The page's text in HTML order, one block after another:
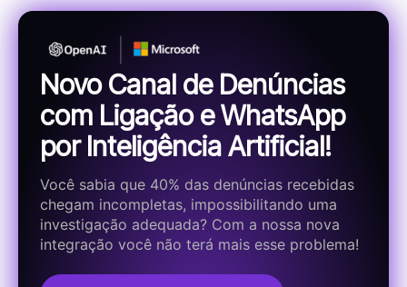
Novo Canal de Denúncias
com Ligação e WhatsApp
por Inteligência Artificial!
Você sabia que 40% das denúncias recebidas
chegam incompletas, impossibilitando uma
investigação adequada? Com a nossa nova
integração você não terá mais esse problema!